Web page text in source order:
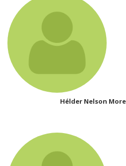
Hélder Nelson